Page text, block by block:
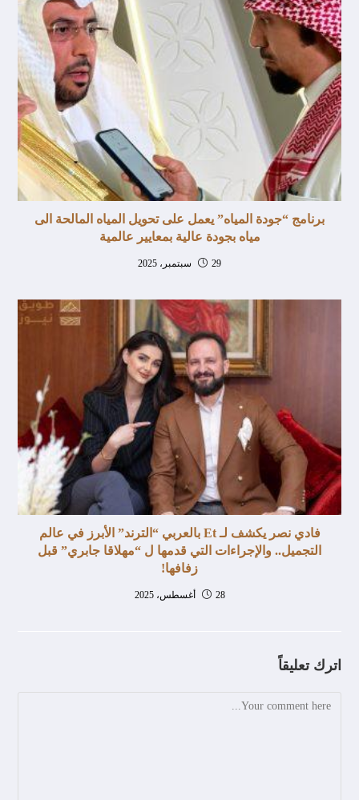
برنامج “جودة المياه” يعمل على تحويل المياه المالحة الى
مياه بجودة عالية بمعايير عالمية
29 سبتمبر، 2025
فادي نصر يكشف لـ Et بالعربي “الترند” الأبرز في عالم
التجميل.. والإجراءات التي قدمها ل “مهلاقا جابري” قبل
زفافها!
28 أغسطس، 2025
اترك تعليقاً